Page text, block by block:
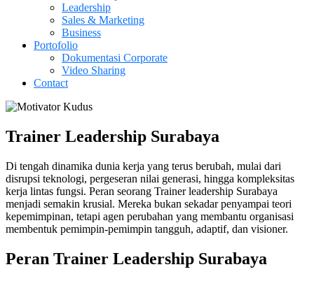
Leadership
Sales & Marketing
Business
Portofolio
Dokumentasi Corporate
Video Sharing
Contact
Trainer Leadership Surabaya
Di tengah dinamika dunia kerja yang terus berubah, mulai dari
disrupsi teknologi, pergeseran nilai generasi, hingga kompleksitas
kerja lintas fungsi. Peran seorang Trainer leadership Surabaya
menjadi semakin krusial. Mereka bukan sekadar penyampai teori
kepemimpinan, tetapi agen perubahan yang membantu organisasi
membentuk pemimpin-pemimpin tangguh, adaptif, dan visioner.
Peran Trainer Leadership Surabaya